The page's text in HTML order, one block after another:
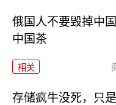
俄国人不要毁掉中
中国茶
相关
存储疯牛没死，只